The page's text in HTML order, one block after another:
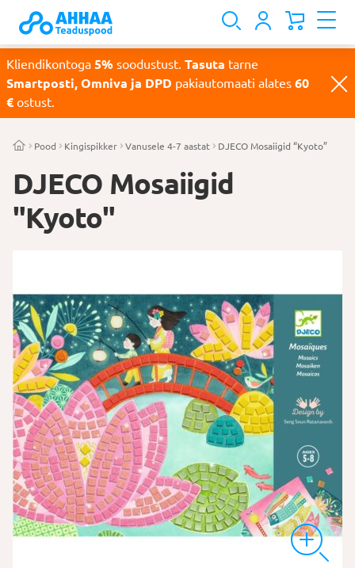
Kliendikontoga 5% soodustust. Tasuta tarne
Smartposti, Omniva ja DPD pakiautomaati alates 60
€ ostust.
Pood Kingispikker Vanusele 4-7 aastat DJECO Mosaiigid “Kyoto”
DJECO Mosaiigid
"Kyoto"